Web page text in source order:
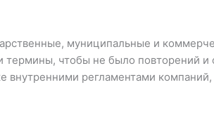
муниципальные и
термины, чтобы не было повторений и
внутренними регламентами компаний,